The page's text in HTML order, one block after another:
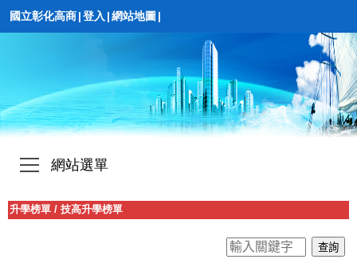
國立彰化高商|登入 |網站地圖 |
網站選單
升學榜單 / 技高升學榜單